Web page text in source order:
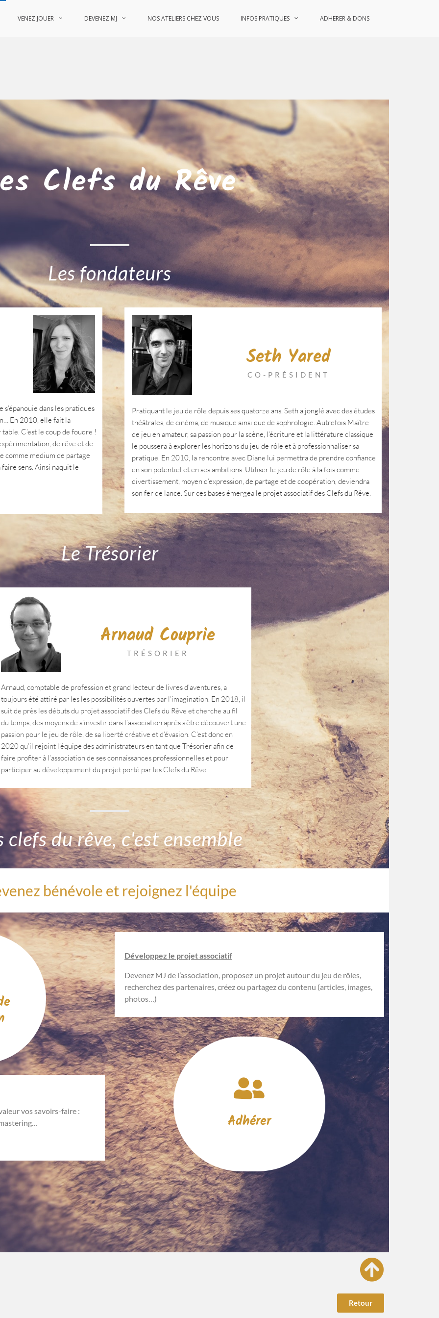
VENEZ JOUER DEVENEZ MJ NOS ATELIERS CHEZ VOUS INFOS PRATIQUES ADHERER & DONS
Clefs du Rêve
Les fondateurs
dans les pratiques
En 2010, elle fait la
C’est le coup de foudre !
de rêve et de
comme medium de partage
faire sens. Ainsi naquit le
Seth Yared
CO-PRÉSIDENT
Pratiquant le jeu de rôle depuis ses quatorze ans, Seth a jonglé avec des études
théâtrales, de cinéma, de musique ainsi que de sophrologie. Autrefois Maître
de jeu en amateur, sa passion pour la scène, l’écriture et la littérature classique
le poussera à explorer les horizons du jeu de rôle et à professionnaliser sa
pratique. En 2010, la rencontre avec Diane lui permettra de prendre confiance
en son potentiel et en ses ambitions. Utiliser le jeu de rôle à la fois comme
divertissement, moyen d’expression, de partage et de coopération, deviendra
son fer de lance. Sur ces bases émergea le projet associatif des Clefs du Rêve.
Le Trésorier
Arnaud Couprie
TRÉSORIER
Arnaud, comptable de profession et grand lecteur de livres d’aventures, a
toujours été attiré par les les possibilités ouvertes par l’imagination. En 2018, il
suit de près les débuts du projet associatif des Clefs du Rêve et cherche au fil
du temps, des moyens de s’investir dans l’association après s’être découvert une
passion pour le jeu de rôle, de sa liberté créative et d’évasion. C’est donc en
2020 qu’il rejoint l’équipe des administrateurs en tant que Trésorier afin de
faire profiter à l’association de ses connaissances professionnelles et pour
participer au développement du projet porté par les Clefs du Rêve.
clefs du rêve, c'est ensemble
bénévole et rejoignez l'équipe
vos savoirs-faire :
Développez le projet associatif
Devenez MJ de l’association, proposez un projet autour du jeu de rôles,
recherchez des partenaires, créez ou partagez du contenu (articles, images,
photos…)
Adhérer
Retour